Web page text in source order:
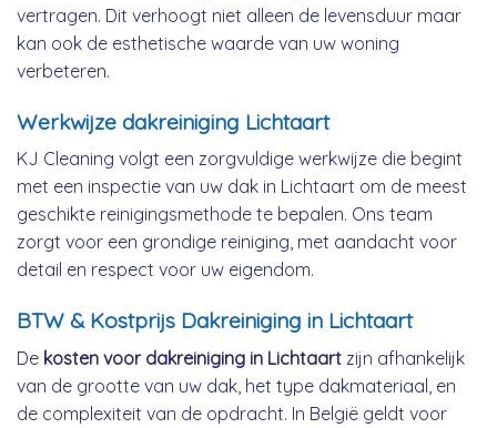
vertragen. Dit verhoogt niet alleen de levensduur maar
kan ook de esthetische waarde van uw woning
verbeteren.
Werkwijze dakreiniging Lichtaart
KJ Cleaning volgt een zorgvuldige werkwijze die begint
met een inspectie van uw dak in Lichtaart om de meest
geschikte reinigingsmethode te bepalen. Ons team
zorgt voor een grondige reiniging, met aandacht voor
detail en respect voor uw eigendom.
BTW & Kostprijs Dakreiniging in Lichtaart
De kosten voor dakreiniging in Lichtaart zijn afhankelijk
van de grootte van uw dak, het type dakmateriaal, en
de complexiteit van de opdracht. In België geldt voor